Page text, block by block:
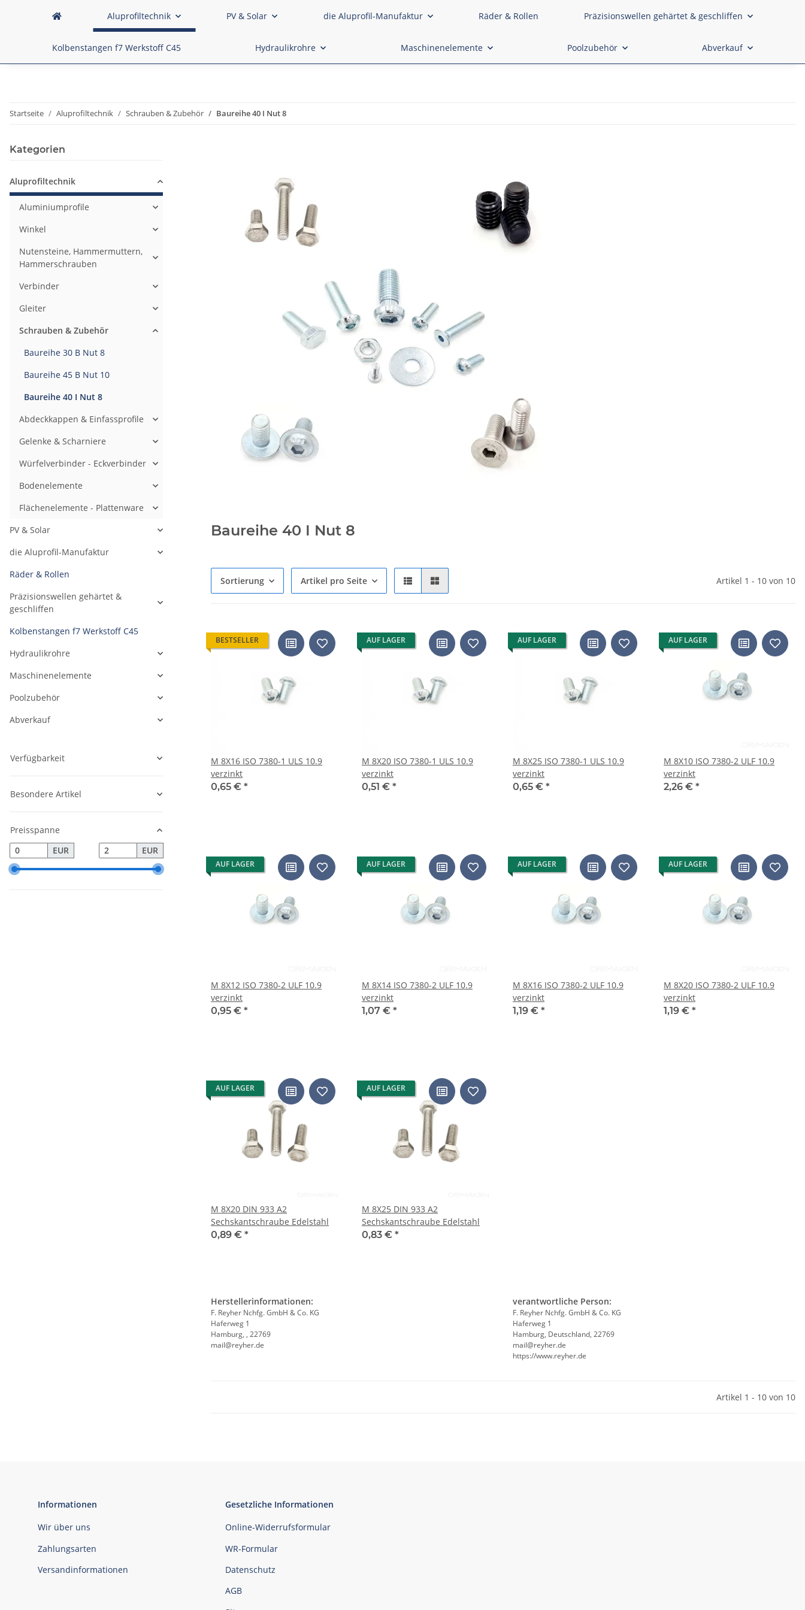
Aluprofiltechnik PV & Solar die Aluprofil-Manufaktur Räder & Rollen Präzisionswellen gehärtet & geschliffen
Kolbenstangen f7 Werkstoff C45 Hydraulikrohre Maschinenelemente Poolzubehör Abverkauf
Startseite Aluprofiltechnik Schrauben & Zubehör Baureihe 40 I Nut 8
Baureihe 40 I Nut 8
Sortierung Artikel pro Seite Artikel 1 - 10 von 10
BESTSELLER
M 8X16 ISO 7380-1 ULS 10.9
verzinkt
0,65 € *
AUF LAGER
M 8X20 ISO 7380-1 ULS 10.9
verzinkt
0,51 € *
AUF LAGER
M 8X25 ISO 7380-1 ULS 10.9
verzinkt
0,65 € *
AUF LAGER
M 8X10 ISO 7380-2 ULF 10.9
verzinkt
2,26 € *
AUF LAGER
M 8X12 ISO 7380-2 ULF 10.9
verzinkt
0,95 € *
AUF LAGER
M 8X14 ISO 7380-2 ULF 10.9
verzinkt
1,07 € *
AUF LAGER
M 8X16 ISO 7380-2 ULF 10.9
verzinkt
1,19 € *
AUF LAGER
M 8X20 ISO 7380-2 ULF 10.9
verzinkt
1,19 € *
AUF LAGER
M 8X20 DIN 933 A2
Sechskantschraube Edelstahl
0,89 € *
AUF LAGER
M 8X25 DIN 933 A2
Sechskantschraube Edelstahl
0,83 € *
Herstellerinformationen:
F. Reyher Nchfg. GmbH & Co. KG
Haferweg 1
Hamburg, , 22769
mail@reyher.de
verantwortliche Person:
F. Reyher Nchfg. GmbH & Co. KG
Haferweg 1
Hamburg, Deutschland, 22769
mail@reyher.de
https://www.reyher.de
Artikel 1 - 10 von 10
Kategorien
Aluprofiltechnik
Aluminiumprofile
Winkel
Nutensteine, Hammermuttern,
Hammerschrauben
Verbinder
Gleiter
Schrauben & Zubehör
Baureihe 30 B Nut 8
Baureihe 45 B Nut 10
Baureihe 40 I Nut 8
Abdeckkappen & Einfassprofile
Gelenke & Scharniere
Würfelverbinder - Eckverbinder
Bodenelemente
Flächenelemente - Plattenware
PV & Solar
die Aluprofil-Manufaktur
Räder & Rollen
Präzisionswellen gehärtet &
geschliffen
Kolbenstangen f7 Werkstoff C45
Hydraulikrohre
Maschinenelemente
Poolzubehör
Abverkauf
Verfügbarkeit
Besondere Artikel
Preisspanne
EUR
EUR
Informationen
Wir über uns
Zahlungsarten
Versandinformationen
Gesetzliche Informationen
Online-Widerrufsformular
WR-Formular
Datenschutz
AGB